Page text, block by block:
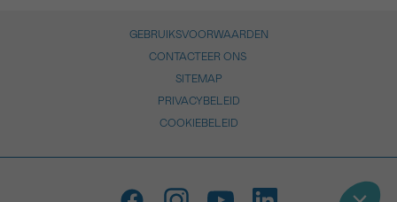
GEBRUIKSVOORWAARDEN
CONTACTEER ONS
SITEMAP
PRIVACYBELEID
COOKIEBELEID